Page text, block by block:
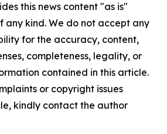
this news content "as is"
any kind. We do not accept any
for the accuracy, content,
completeness, legality, or
contained in this article.
or copyright issues
kindly contact the author